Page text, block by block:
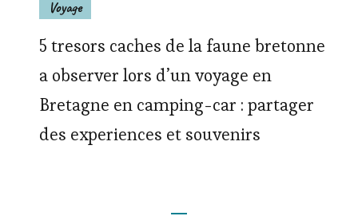
Voyage
5 tresors caches de la faune bretonne
a observer lors d’un voyage en
Bretagne en camping-car : partager
des experiences et souvenirs